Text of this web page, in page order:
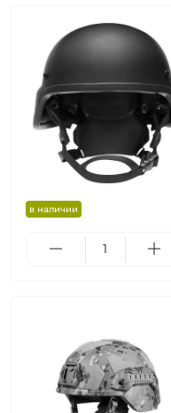
в наличии